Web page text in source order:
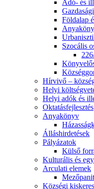
Adó- és
Földalap
Szocális
Hírvivő –
Helyi
Helyi adók és
Oktatásfejlesztés
Anyakönyv
Álláshirdetések
Pályázatok
Külső
Kulturális és
Arculati elemek
Községi